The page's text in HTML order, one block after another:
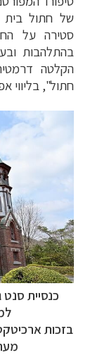
של חתול בית
סטירה על
בהתלהבות
הקלטה
חתול", בליווי
כנסיית סנט
ל
בזכות